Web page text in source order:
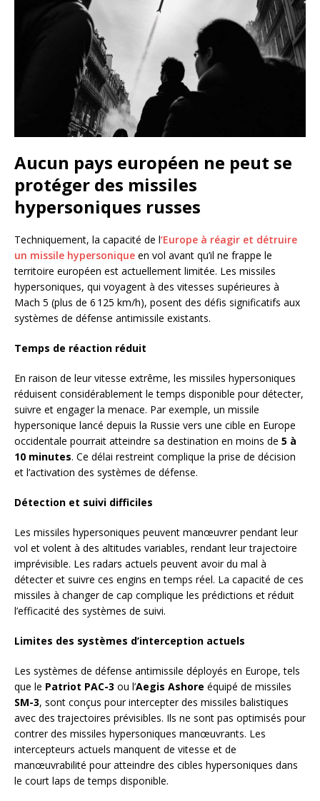
Aucun pays européen ne peut se
protéger des missiles
hypersoniques russes
Techniquement, la capacité de l‘Europe à réagir et détruire
un missile hypersonique en vol avant qu’il ne frappe le
territoire européen est actuellement limitée. Les missiles
hypersoniques, qui voyagent à des vitesses supérieures à
Mach 5 (plus de 6 125 km/h), posent des défis significatifs aux
systèmes de défense antimissile existants.
Temps de réaction réduit
En raison de leur vitesse extrême, les missiles hypersoniques
réduisent considérablement le temps disponible pour détecter,
suivre et engager la menace. Par exemple, un missile
hypersonique lancé depuis la Russie vers une cible en Europe
occidentale pourrait atteindre sa destination en moins de 5 à
10 minutes. Ce délai restreint complique la prise de décision
et l’activation des systèmes de défense.
Détection et suivi difficiles
Les missiles hypersoniques peuvent manœuvrer pendant leur
vol et volent à des altitudes variables, rendant leur trajectoire
imprévisible. Les radars actuels peuvent avoir du mal à
détecter et suivre ces engins en temps réel. La capacité de ces
missiles à changer de cap complique les prédictions et réduit
l’efficacité des systèmes de suivi.
Limites des systèmes d’interception actuels
Les systèmes de défense antimissile déployés en Europe, tels
que le Patriot PAC-3 ou l’Aegis Ashore équipé de missiles
SM-3, sont conçus pour intercepter des missiles balistiques
avec des trajectoires prévisibles. Ils ne sont pas optimisés pour
contrer des missiles hypersoniques manœuvrants. Les
intercepteurs actuels manquent de vitesse et de
manœuvrabilité pour atteindre des cibles hypersoniques dans
le court laps de temps disponible.